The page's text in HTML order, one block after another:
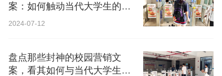
案：如何触动当代大学生的心
弦？
2024-07-12
盘点那些封神的校园营销文
案，看其如何与当代大学生精